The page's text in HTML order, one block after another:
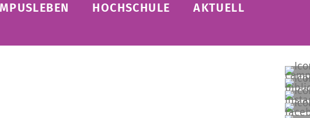
HOCHSCHULE AKTUELL